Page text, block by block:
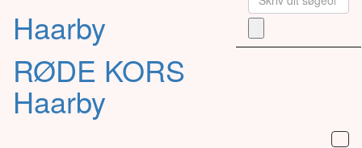
Haarby
RØDE KORS
Haarby